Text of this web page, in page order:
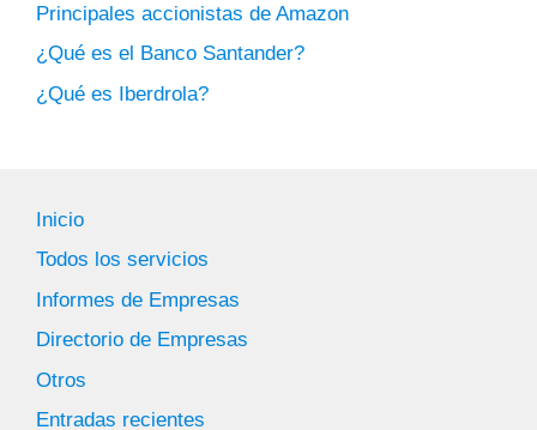
Principales accionistas de Amazon
¿Qué es el Banco Santander?
¿Qué es Iberdrola?
Inicio
Todos los servicios
Informes de Empresas
Directorio de Empresas
Otros
Entradas recientes